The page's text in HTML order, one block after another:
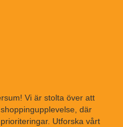
Vi är stolta över att
där
Utforska vårt